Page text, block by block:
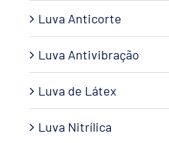
Luva Anticorte
Luva Antivibração
Luva de Látex
Luva Nitrílica